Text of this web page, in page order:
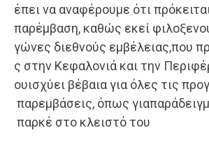
έπει να αναφέρουμε ότι
παρέμβαση, καθώς εκεί
γώνες διεθνούς εμβέλειας,που
ς στην Κεφαλονιά και την
ουισχύει βέβαια για όλες τις
παρεμβάσεις, όπως
παρκέ στο κλειστό του